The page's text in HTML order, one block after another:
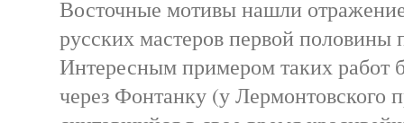
Восточные мотивы нашли
русских мастеров первой половины
Интересным примером таких работ
через Фонтанку (у Лермонтовского